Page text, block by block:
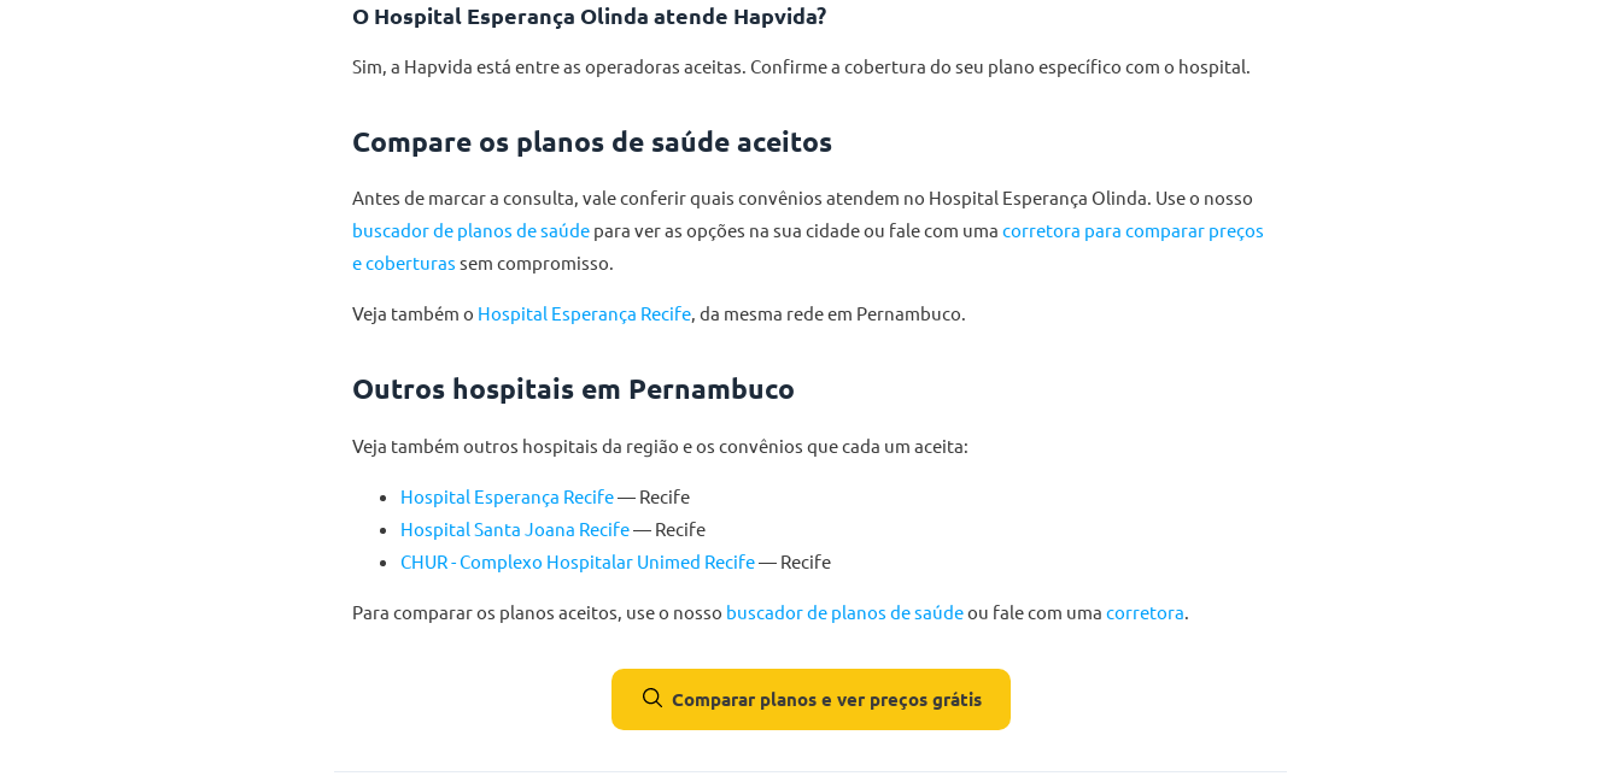
O Hospital Esperança Olinda atende Hapvida?
Sim, a Hapvida está entre as operadoras aceitas. Confirme a cobertura do seu plano específico com o hospital.
Compare os planos de saúde aceitos
Antes de marcar a consulta, vale conferir quais convênios atendem no Hospital Esperança Olinda. Use o nosso
buscador de planos de saúde para ver as opções na sua cidade ou fale com uma corretora para comparar preços
e coberturas sem compromisso.
Veja também o Hospital Esperança Recife, da mesma rede em Pernambuco.
Outros hospitais em Pernambuco
Veja também outros hospitais da região e os convênios que cada um aceita:
Hospital Esperança Recife— Recife
Hospital Santa Joana Recife— Recife
CHUR - Complexo Hospitalar Unimed Recife— Recife
Para comparar os planos aceitos, use o nosso buscador de planos de saúdeou fale com uma corretora.
Comparar planos e ver preços grátis